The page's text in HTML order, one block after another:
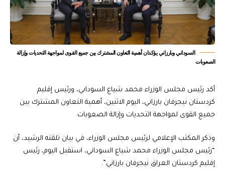
‏السوداني وبارزاني يؤكدان أهمية التعاون المشترك بين جميع القوى لمواجهة التحديات وإزالة
الصعوبات
أكد رئيس مجلس الوزراء محمد شياع السوداني، ورئيس إقليم
كردستان نيجرفان بارزاني، اليوم الاثنين، أهمية التعاون المشترك بين
جميع القوى لمواجهة التحديات وإزالة الصعوبات.
وذكر المكتب الإعلامي لرئيس مجلس الوزراء، في بيان تلقته الرشيد، أن
“رئيس مجلس الوزراء محمد شياع السوداني، استقبل اليوم، رئيس
إقليم كردستان العراق نيجرفان بارزاني”.